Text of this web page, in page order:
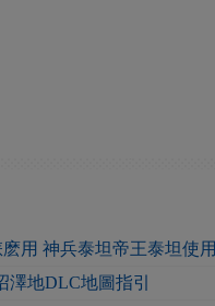
用 神兵泰坦帝王泰坦使用
澤地DLC地圖指引